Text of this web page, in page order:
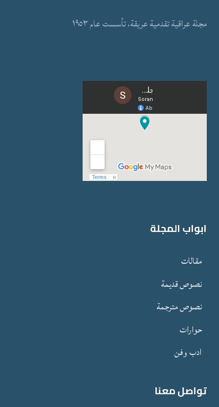
مجلة عراقیة تقدمیة عریقة، تأسست عام ١٩٥٣
ابواب المجلة
مقالات
نصوص قدیمة
نصوص مترجمة
حوارات
ادب وفن
تواصل معنا